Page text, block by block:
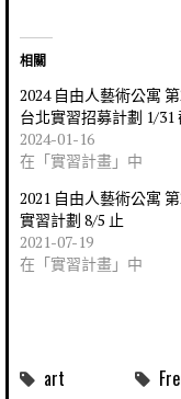
相關
2024 自由人藝術公寓
台北實習招募計劃 1/31
2024-01-16
在「實習計畫」中
2021 自由人藝術公寓
實習計劃 8/5 止
2021-07-19
在「實習計畫」中
art